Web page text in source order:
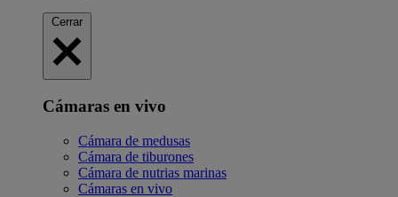
Cerrar
Cámaras en vivo
Cámara de medusas
Cámara de tiburones
Cámara de nutrias marinas
Cámaras en vivo